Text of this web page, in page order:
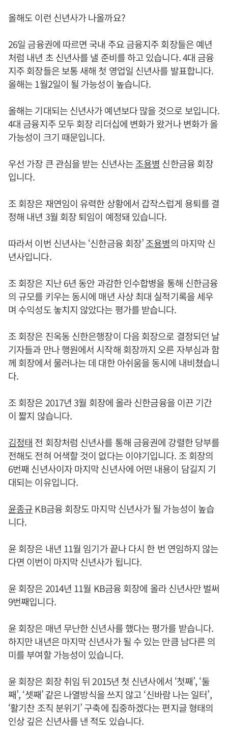
올해도 이런 신년사가 나올까요?
26일 금융권에 따르면 국내 주요 금융지주 회장들은 예년
처럼 내년 초 신년사를 낼 준비를 하고 있습니다. 4대 금융
지주 회장들은 보통 새해 첫 영업일 신년사를 발표합니다.
올해는 1월2일이 될 가능성이 높습니다.
올해는 기대되는 신년사가 예년보다 많을 것으로 보입니다.
4대 금융지주 모두 회장 리더십에 변화가 왔거나 변화가 올
가능성이 크기 때문입니다.
우선 가장 큰 관심을 받는 신년사는조용병 신한금융 회장
입니다.
조 회장은 재연임이 유력한 상황에서 갑작스럽게 용퇴를 결
정해 내년 3월 회장 퇴임이 예정돼 있습니다.
따라서 이번 신년사는 ‘신한금융 회장’조용병의 마지막 신
년사입니다.
조 회장은 지난 6년 동안 과감한 인수합병을 통해 신한금융
의 규모를 키우는 동시에 매년 사상 최대 실적기록을 세우
며 수익성도 놓치지 않았다는 평가를 받습니다.
조 회장은 진옥동 신한은행장이 다음 회장으로 결정되던 날
기자들과 만나 행원에서 시작해 회장까지 오른 자부심과 함
께 회장에서 물러나는 데 대한 아쉬움을 동시에 내비쳤습니
다.
조 회장은 2017년 3월 회장에 올라 신한금융을 이끈 기간
이 짧지 않습니다.
김정태 전 회장처럼 신년사를 통해 금융권에 강렬한 당부를
전해도 전혀 어색할 것이 없다는 이야기입니다. 조 회장의
6번째 신년사이자 마지막 신년사에 어떤 내용이 담길지 기
대되는 이유입니다.
윤종규KB금융 회장도 마지막 신년사가 될 가능성이 높습
니다.
윤 회장은 내년 11월 임기가 끝나 다시 한 번 연임하지 않는
다면 이번이 마지막 신년사가 됩니다.
윤 회장은 2014년 11월 KB금융 회장에 올라 신년사만 벌써
9번째입니다.
윤 회장은 매년 무난한 신년사를 했다는 평가를 받습니다.
하지만 내년은 마지막 신년사가 될 수 있는 만큼 남다른 의
미를 부여할 가능성이 있습니다.
윤 회장은 회장 취임 뒤 2015년 첫 신년사에서 ‘첫째’, ‘둘
째’, ‘셋째’ 같은 나열방식을 쓰지 않고 ‘신바람 나는 일터’,
‘활기찬 조직 분위기’ 구축에 집중하겠다는 편지글 형태의
인상 깊은 신년사를 낸 적도 있습니다.